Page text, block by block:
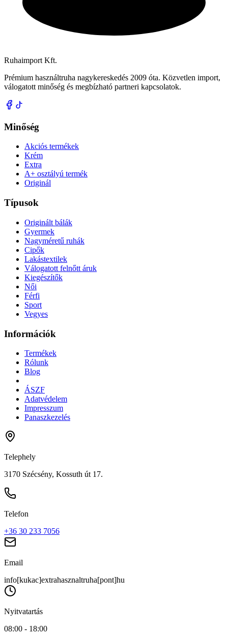
Ruhaimport Kft.
Prémium használtruha nagykereskedés 2009 óta. Közvetlen import,
válogatott minőség és megbízható partneri kapcsolatok.
Minőség
Akciós termékek
Krém
Extra
A+ osztályú termék
Originál
Típusok
Originált bálák
Gyermek
Nagyméretű ruhák
Cipők
Lakástextilek
Válogatott felnőtt áruk
Kiegészítők
Női
Férfi
Sport
Vegyes
Információk
Termékek
Rólunk
Blog
ÁSZF
Adatvédelem
Impresszum
Panaszkezelés
Telephely
3170 Szécsény, Kossuth út 17.
Telefon
+36 30 233 7056
Email
info[kukac]extrahasznaltruha[pont]hu
Nyitvatartás
08:00 - 18:00